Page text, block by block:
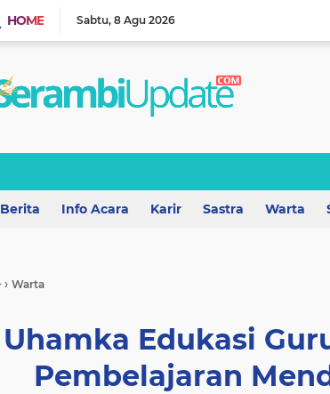
HOME Sabtu 8 Agu 2026
Berita Info Acara Karir Sastra Warta
› Warta
Uhamka Edukasi
Pembelajaran